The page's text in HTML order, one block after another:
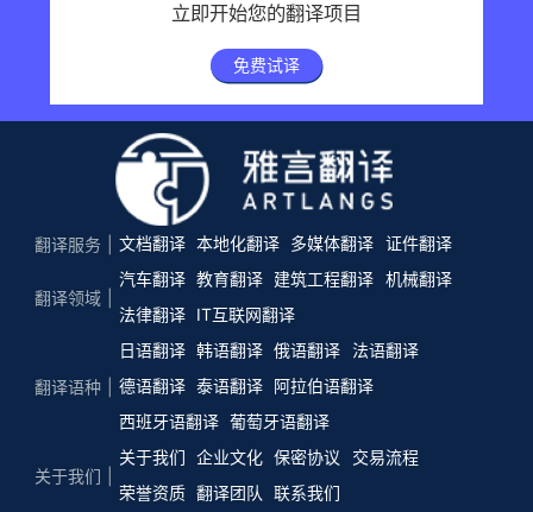
立即开始您的翻译项目
免费试译
翻译服务 文档翻译 本地化翻译 多媒体翻译 证件翻译
翻译领域
汽车翻译 教育翻译 建筑工程翻译 机械翻译
法律翻译
IT互联网翻译
翻译语种
日语翻译 韩语翻译 俄语翻译
法语翻译
德语翻译 泰语翻译 阿拉伯语翻译
西班牙语翻译 葡萄牙语翻译
关于我们
关于我们 企业文化 保密协议
交易流程
荣誉资质 翻译团队 联系我们